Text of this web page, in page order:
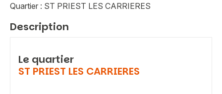
Quartier : ST PRIEST LES CARRIERES
Description
Le quartier
ST PRIEST LES CARRIERES